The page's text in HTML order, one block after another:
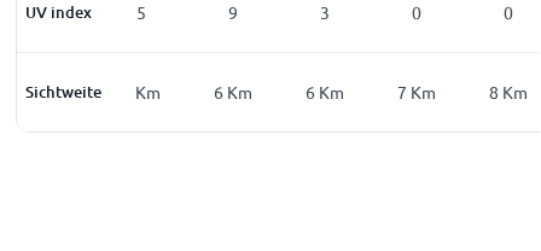
UV index
0 5 9 3 0 0
Sichtweite
8Km Km 6 Km 6 Km 7 Km 8 Km